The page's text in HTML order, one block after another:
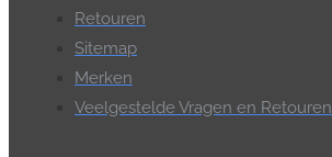
Retouren
Sitemap
Merken
Veelgestelde Vragen en Retouren